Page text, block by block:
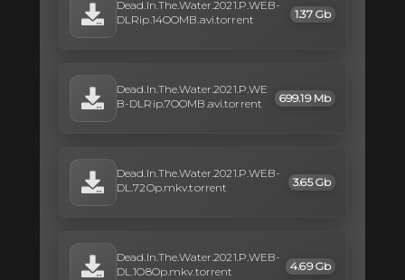
Dead.In.The.Water.2021.P.WEB-
DLRip.14OOMB.avi.torrent
1.37 Gb
Dead.In.The.Water.2021.P.WE
B-DLRip.7OOMB.avi.torrent
699.19 Mb
Dead.In.The.Water.2021.P.WEB-
DL.72Op.mkv.torrent
3.65 Gb
Dead.In.The.Water.2021.P.WEB-
DL.1O8Op.mkv.torrent
4.69 Gb